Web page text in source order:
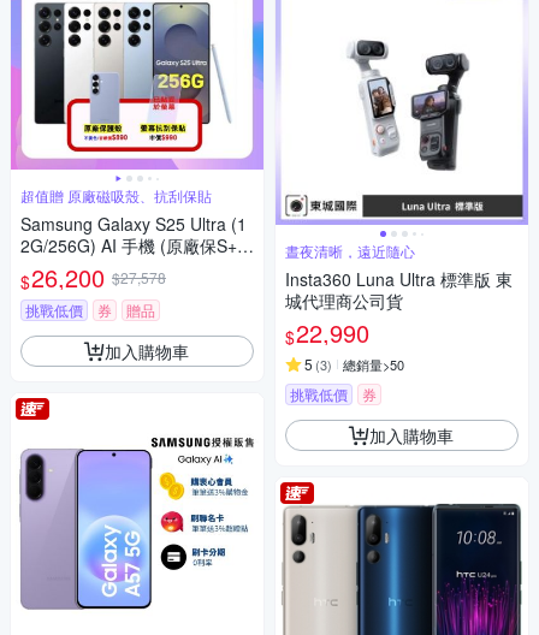
超值贈 原廠磁吸殼、抗刮保貼
Samsung Galaxy S25 Ultra (1
2G/256G) AI 手機 (原廠保S+福
利品)【贈豪禮】
$26,200 $27,578
挑戰低價
券 贈品
加入購物車
晝夜清晰，遠近隨心
Insta360 Luna Ultra 標準版 東
城代理商公司貨
$22,990
5 (3) 總銷量>50
挑戰低價 券
加入購物車